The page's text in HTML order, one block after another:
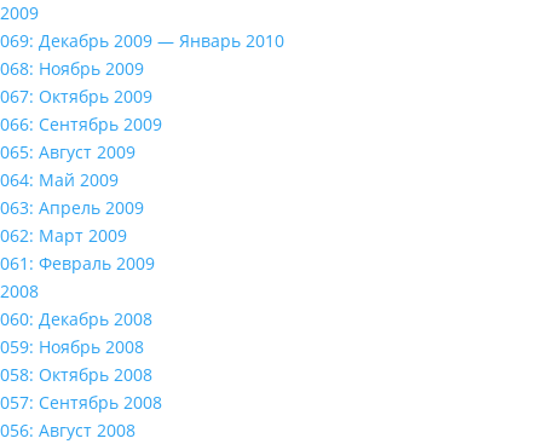
2009
069: Декабрь 2009 — Январь 2010
068: Ноябрь 2009
067: Октябрь 2009
066: Сентябрь 2009
065: Август 2009
064: Май 2009
063: Апрель 2009
062: Март 2009
061: Февраль 2009
2008
060: Декабрь 2008
059: Ноябрь 2008
058: Октябрь 2008
057: Сентябрь 2008
056: Август 2008